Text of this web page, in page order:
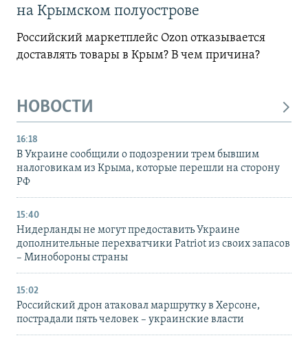
на Крымском полуострове
Российский маркетплейс Ozon отказывается
доставлять товары в Крым? В чем причина?
НОВОСТИ
16:18
В Украине сообщили о подозрении трем бывшим
налоговикам из Крыма, которые перешли на сторону
РФ
15:40
Нидерланды не могут предоставить Украине
дополнительные перехватчики Patriot из своих запасов
– Минобороны страны
15:02
Российский дрон атаковал маршрутку в Херсоне,
пострадали пять человек – украинские власти